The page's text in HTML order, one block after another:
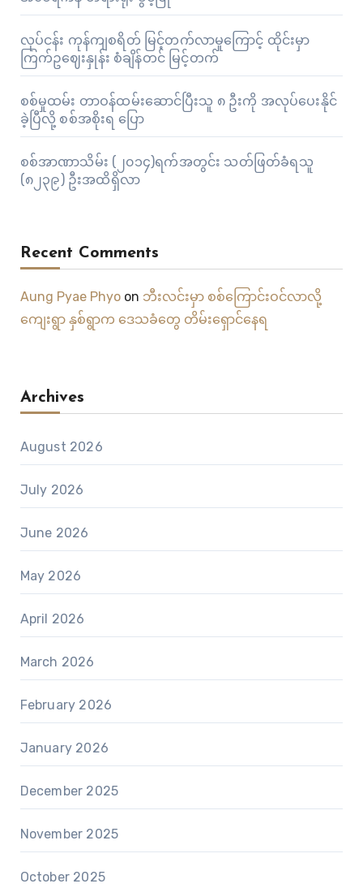
လုပ်ငန်း ကုန်ကျစရိတ် မြင့်တက်လာမှုကြောင့် ထိုင်းမှာ
ကြက်ဥဈေးနှုန်း စံချိန်တင် မြင့်တက်
စစ်မှုထမ်း တာဝန်ထမ်းဆောင်ပြီးသူ ၈ ဦးကို အလုပ်ပေးနိုင်
ခဲ့ပြီလို့ စစ်အစိုးရ ပြော
စစ်အာဏာသိမ်း (၂၀၁၄)ရက်အတွင်း သတ်ဖြတ်ခံရသူ
(၈၂၃၉) ဦးအထိရှိလာ
Recent Comments
Aung Pyae Phyoon ဘီးလင်းမှာ စစ်ကြောင်းဝင်လာလို့
ကျေးရွာ နှစ်ရွာက ဒေသခံတွေ တိမ်းရှောင်နေရ
Archives
August 2026
July 2026
June 2026
May 2026
April 2026
March 2026
February 2026
January 2026
December 2025
November 2025
October 2025